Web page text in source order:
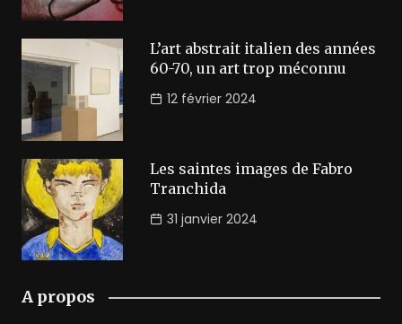
L’art abstrait italien des années
60-70, un art trop méconnu
12 février 2024
Les saintes images de Fabro
Tranchida
31 janvier 2024
A propos